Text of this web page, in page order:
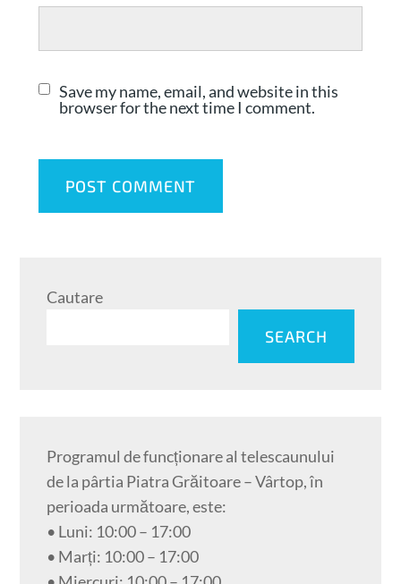
Save my name, email, and website in this
browser for the next time I comment.
Cautare
SEARCH
Programul de funcționare al telescaunului
de la pârtia Piatra Grăitoare – Vârtop, în
perioada următoare, este:
• Luni: 10:00 – 17:00
• Marți: 10:00 – 17:00